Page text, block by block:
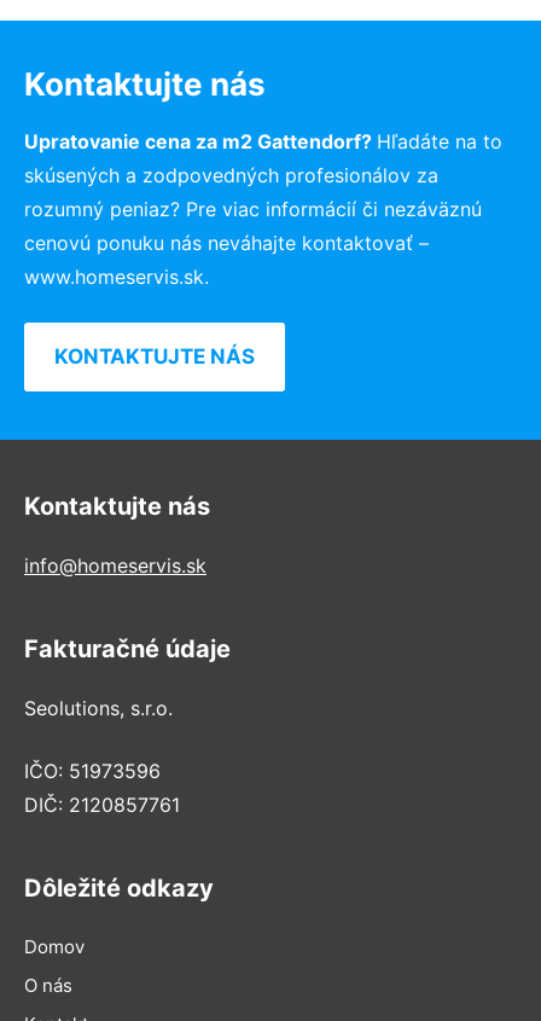
Kontaktujte nás
Upratovanie cena za m2 Gattendorf? Hľadáte na to
skúsených a zodpovedných profesionálov za
rozumný peniaz? Pre viac informácií či nezáväznú
cenovú ponuku nás neváhajte kontaktovať –
www.homeservis.sk.
KONTAKTUJTE NÁS
Kontaktujte nás
info@homeservis.sk
Fakturačné údaje
Seolutions, s.r.o.
IČO: 51973596
DIČ: 2120857761
Dôležité odkazy
Domov
O nás